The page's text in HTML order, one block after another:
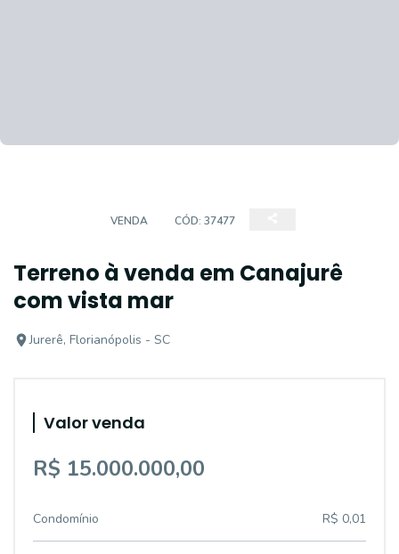
VENDA CÓD: 37477
Terreno à venda em Canajurê
com vista mar
Jurerê, Florianópolis - SC
Valor venda
R$ 15.000.000,00
Condomínio R$ 0,01